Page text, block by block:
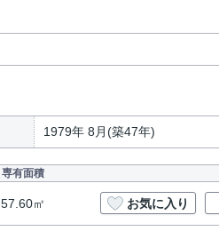
1979年 8月(築47年)
専有面積
57.60㎡ お気に入り